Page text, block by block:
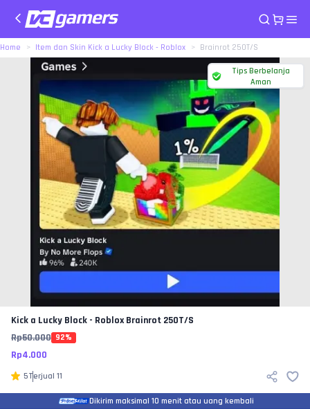
Home Item dan Skin Kick a Lucky Block - Roblox Brainrot 250T/S
Tips Berbelanja
Aman
Kick a Lucky Block - Roblox Brainrot 250T/S
Rp50.000 92%
Rp4.000
5Terjual 11
Dikirim maksimal 10 menit atau uang kembali